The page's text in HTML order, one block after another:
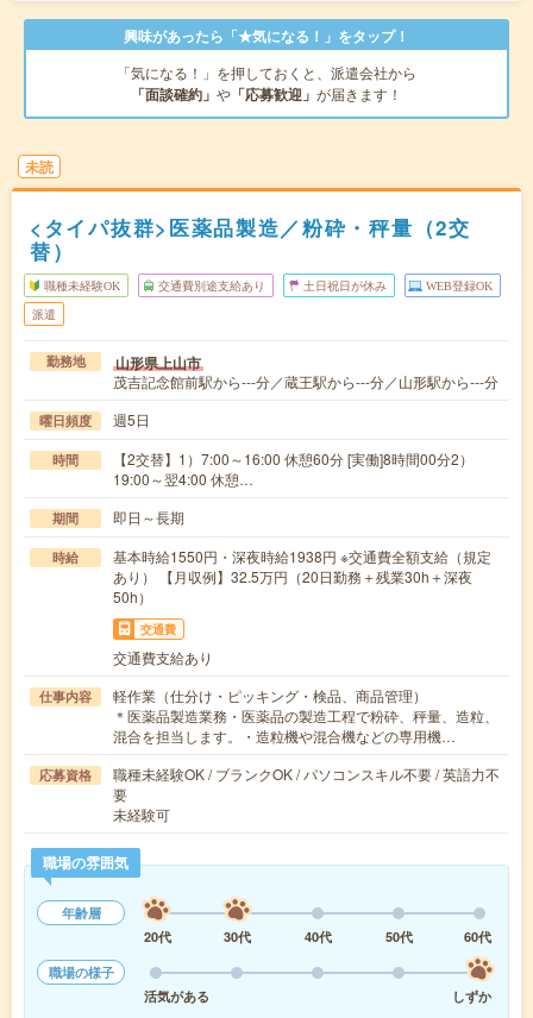
興味があったら「★気になる！」をタップ！
「気になる！」を押しておくと、派遣会社から
「面談確約」 や 「応募歓迎」 が届きます！
未読
<タイパ抜群>医薬品製造／粉砕・秤量（2交
替）
職種未経験OK 交通費別途支給あり 土日祝日が休み WEB登録OK
派遣
勤務地 山形県上山市
茂吉記念館前駅から---分／蔵王駅から---分／山形駅から---分
曜日頻度 週5日
時間
【2交替】1）7:00～16:00 休憩60分 [実働]8時間00分2）
19:00～翌4:00 休憩…
期間 即日～長期
時給
基本時給1550円・深夜時給1938円 ※交通費全額支給（規定
あり） 【月収例】32.5万円（20日勤務＋残業30h＋深夜
50h）
交通費
交通費支給あり
仕事内容
軽作業（仕分け・ピッキング・検品、商品管理）
＊医薬品製造業務・医薬品の製造工程で粉砕、秤量、造粒、
混合を担当します。・造粒機や混合機などの専用機…
応募資格
職種未経験OK / ブランクOK / パソコンスキル不要 / 英語力不
要
未経験可
職場の雰囲気
年齢層
20代
30代 40代 50代
60代
職場の様子
活気がある
しずか